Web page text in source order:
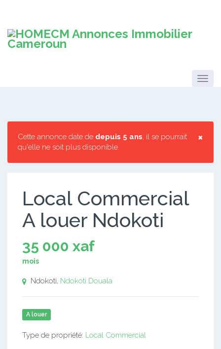
×
Cette annonce date de depuis 5 ans, il se pourrait
qu'elle ne soit plus disponible.
Local Commercial
A louer Ndokoti
35 000 xaf
mois
Ndokoti, Ndokoti Douala
A louer
Type de propriété: Local Commercial